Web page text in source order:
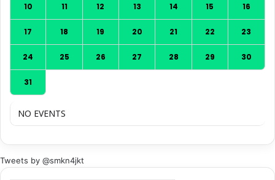
10 11 12 13 14 15 16
17 18 19 20 21 22 23
24 25 26 27 28 29 30
31
NO EVENTS
Tweets by @smkn4jkt